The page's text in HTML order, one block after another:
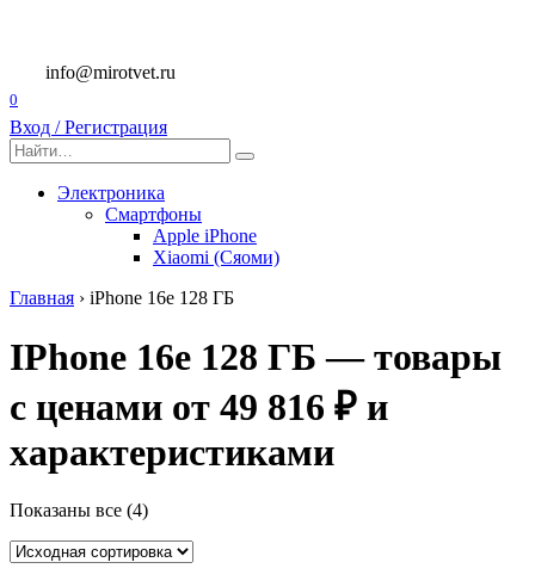
содержанию
info@mirotvet.ru
0
Вход / Регистрация
Search
for:
Электроника
Смартфоны
Apple iPhone
Xiaomi (Сяоми)
Главная › iPhone 16e 128 ГБ
IPhone 16e 128 ГБ — товары
с ценами от 49 816 ₽ и
характеристиками
Показаны все (4)